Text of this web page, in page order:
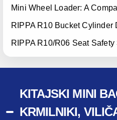
KITAJSKI MINI
KRMILNIKI,